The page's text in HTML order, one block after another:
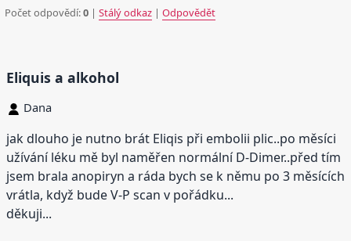
Počet odpovědí:0 |Stálý odkaz |Odpovědět
Eliquis a alkohol
Dana
jak dlouho je nutno brát Eliqis při embolii plic..po měsíci
užívání léku mě byl naměřen normální D-Dimer..před tím
jsem brala anopiryn a ráda bych se k němu po 3 měsících
vrátla, když bude V-P scan v pořádku...
děkuji...